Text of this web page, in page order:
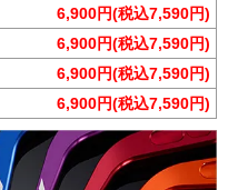
6,900円(税込7,590円)
6,900円(税込7,590円)
6,900円(税込7,590円)
6,900円(税込7,590円)